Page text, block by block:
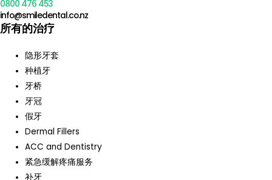
0800 476 453
info@smiledental.co.nz
所有的治疗
隐形牙套
种植牙
牙桥
牙冠
假牙
Dermal Fillers
ACC and Dentistry
紧急缓解疼痛服务
补牙